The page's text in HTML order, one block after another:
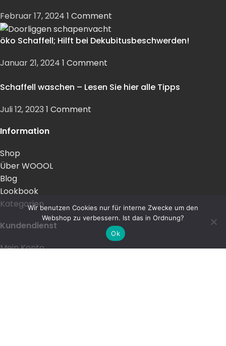
Februar 17, 2024 1 Comment
öko Schaffell; Hilft bei Dekubitusbeschwerden!
Januar 21, 2024 1 Comment
Schaffell waschen – Lesen Sie hier alle Tipps
Juli 12, 2023 1 Comment
Information
Shop
Über WOOOL
Blog
Lookbook
Kategorien
Kundendienst
Mein Konto
Wir benutzen Cookies nur für interne Zwecke um den
Webshop zu verbessern. Ist das in Ordnung?
Ok